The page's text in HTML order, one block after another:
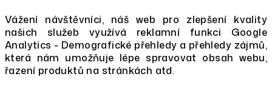
Vážení návštěvníci, náš web pro zlepšení kvality
našich služeb využívá reklamní funkci Google
Analytics - Demografické přehledy a přehledy zájmů,
která nám umožňuje lépe spravovat obsah webu,
řazení produktů na stránkách atd.